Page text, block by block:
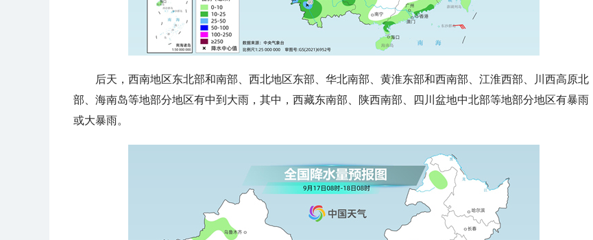
后天， 西南地区东北部和南部、 西北地区东部、 华北南部、黄淮东部和西南部、江淮西部、川西高原北
部、海南岛等地部分地区有中到大雨，其中，西藏东南部、陕西南部、四川盆地中北部等地部分地区有暴雨
或大暴雨。